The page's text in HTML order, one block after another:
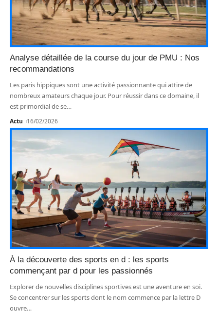
Analyse détaillée de la course du jour de PMU : Nos
recommandations
Les paris hippiques sont une activité passionnante qui attire de
nombreux amateurs chaque jour. Pour réussir dans ce domaine, il
est primordial de se…
Actu 16/02/2026
À la découverte des sports en d : les sports
commençant par d pour les passionnés
Explorer de nouvelles disciplines sportives est une aventure en soi.
Se concentrer sur les sports dont le nom commence par la lettre D
ouvre…